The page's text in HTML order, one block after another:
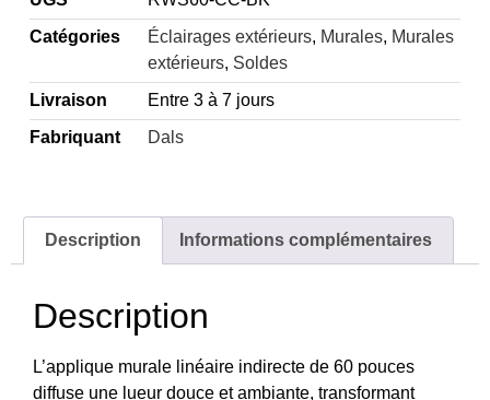
Catégories
Éclairages extérieurs, Murales, Murales
extérieurs, Soldes
Livraison
Entre 3 à 7 jours
Fabriquant
Dals
Description Informations complémentaires
Description
L’applique murale linéaire indirecte de 60 pouces
diffuse une lueur douce et ambiante, transformant